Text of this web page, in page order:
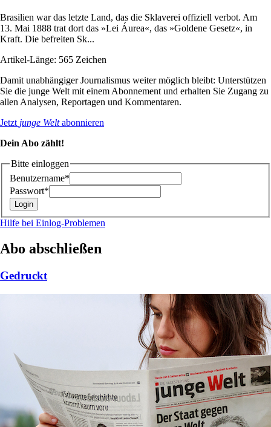
Brasilien war das letzte Land, das die Sklaverei offiziell verbot. Am
13. Mai 1888 trat dort das »Lei Áurea«, das »Goldene Gesetz«, in
Kraft. Die befreiten Sk...
Artikel-Länge: 565 Zeichen
Damit unabhängiger Journalismus weiter möglich bleibt: Unterstützen
Sie die junge Welt mit einem Abonnement und erhalten Sie Zugang zu
allen Analysen, Reportagen und Kommentaren.
Jetzt junge Weltabonnieren
Dein Abo zählt!
Bitte einloggen
Benutzername*
Passwort*
Hilfe bei Einlog-Problemen
Abo abschließen
Gedruckt